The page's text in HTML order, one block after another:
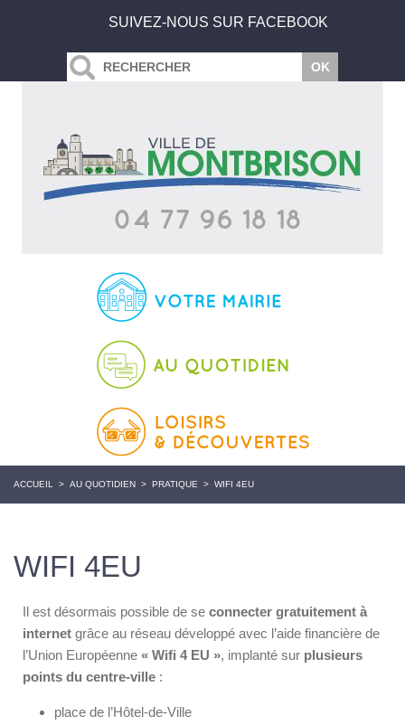
SUIVEZ-NOUS SUR FACEBOOK
ACCUEIL > AU QUOTIDIEN > PRATIQUE > WIFI 4EU
WIFI 4EU
Il est désormais possible de se connecter gratuitement à
internet grâce au réseau développé avec l’aide financière de
l’Union Européenne « Wifi 4 EU », implanté sur plusieurs
points du centre-ville :
place de l’Hôtel-de-Ville